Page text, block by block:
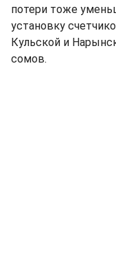
потери тоже
установку
Кульской и
сомов.